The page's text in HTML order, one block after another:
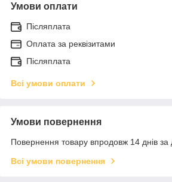
Умови оплати
Післяплата
Оплата за реквізитами
Післяплата
Всі умови оплати
Умови повернення
Повернення товару впродовж 14 днів за
Всі умови повернення